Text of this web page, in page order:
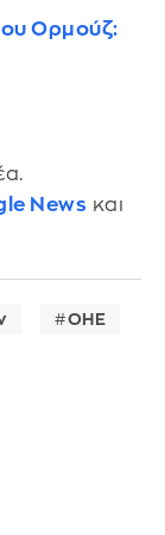
Ορμούζ:
News και
ΟΗΕ